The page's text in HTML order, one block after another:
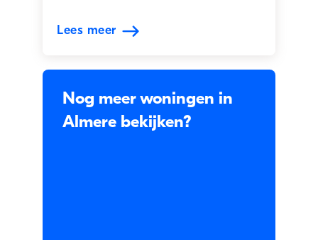
Lees meer
Nog meer woningen in
Almere bekijken?